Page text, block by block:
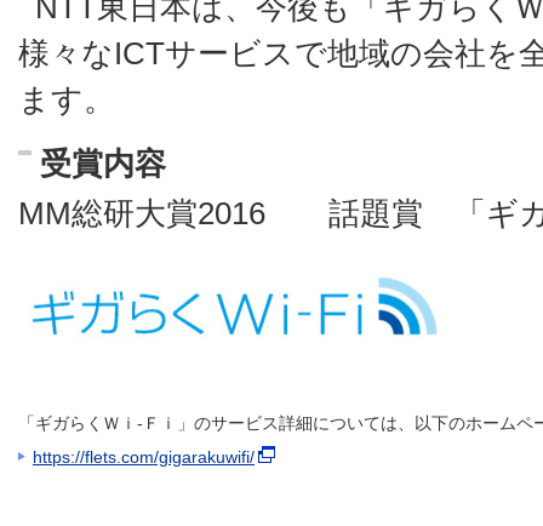
NTT東日本は、今後も「ギガらく
様々なICTサービスで地域の会社を
ます。
受賞内容
MM総研大賞2016 話題賞 「ギガ
「ギガらくＷｉ-Ｆｉ」のサービス詳細については、以下のホームペ
https://flets.com/gigarakuwifi/